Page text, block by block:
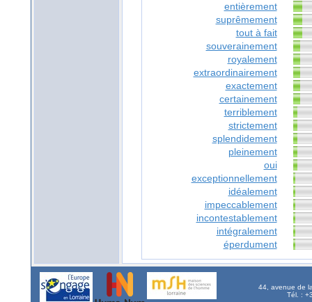
entièrement
suprêmement
tout à fait
souverainement
royalement
extraordinairement
exactement
certainement
terriblement
strictement
splendidement
pleinement
oui
exceptionnellement
idéalement
impeccablement
incontestablement
intégralement
éperdument
44, avenue de
Tél. :